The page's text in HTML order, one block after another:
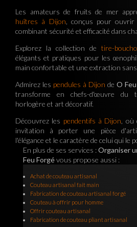
Les amateurs de fruits de mer
huîtres à Dijon , conçus pour ouvrir
combinant sécurité et efficacité dans
Explorez la collection de tire-
élégants et pratiques pour les
main confortable et une extraction
Admirez les pendules à Dijon de O
transforme en chefs-d'œuvre du
horlogère et art décoratif.
Découvrez les pendentifs à Dijon ,
invitation à porter une pièce
l'élégance et le caractère de celui qui le
En plus de ses services :Organiser
Feu Forgévous propose aussi :
Achat de couteau artisanal
Couteau artisanal fait main
Fabrication de couteau artisanal forgé
Couteau à offrir pour homme
Offrir couteau artisanal
Fabrication de couteau pliant artisanal